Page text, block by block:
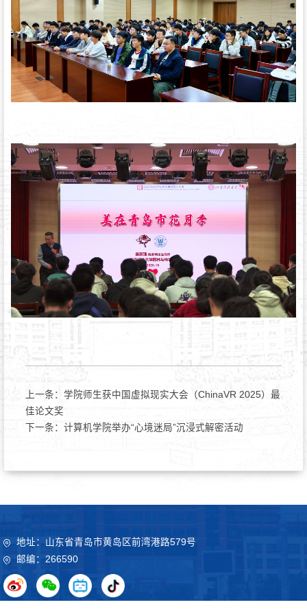
上一条： 学院师生获中国虚拟现实大会（ChinaVR 2025）最
佳论文奖
下一条： 计算机学院举办“心境迷局”沉浸式解密活动
地址：山东省青岛市黄岛区前湾港路579号
邮编：266590